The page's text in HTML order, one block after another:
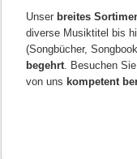
Unser breites
diverse Musiktitel bis
(Songbücher,
begehrt. Besuchen
von uns kompetent